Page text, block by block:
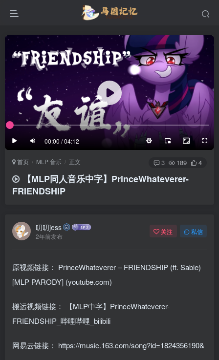
00:00 / 04:12
滚动顶部底部
防止弹幕重叠
同步视频速度
100%
1/4 半屏 3/4 满屏
3/4
25px
极慢 极快
滚动顶部 底部
发送
首页 MLP 音乐 正文 3 189 4
【MLP同人音乐中字】PrinceWhateverer-
FRIENDSHIP
叨叨jess
2年前发布
关注 私信
原视频链接： PrinceWhateverer – FRIENDSHIP (ft. Sable)
[MLP PARODY] (youtube.com)
搬运视频链接：
【MLP中字】PrinceWhateverer-
FRIENDSHIP_哔哩哔哩_bilibili
网易云链接： https://music.163.com/song?id=1824356190&